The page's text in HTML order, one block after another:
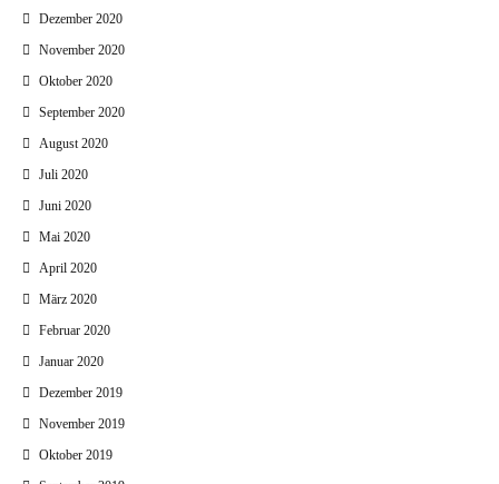
Dezember 2020
November 2020
Oktober 2020
September 2020
August 2020
Juli 2020
Juni 2020
Mai 2020
April 2020
März 2020
Februar 2020
Januar 2020
Dezember 2019
November 2019
Oktober 2019